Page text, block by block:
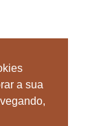
a sua